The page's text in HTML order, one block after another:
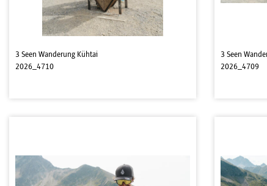
3 Seen Wanderung Kühtai
2026_4710
3 Seen
2026_4709